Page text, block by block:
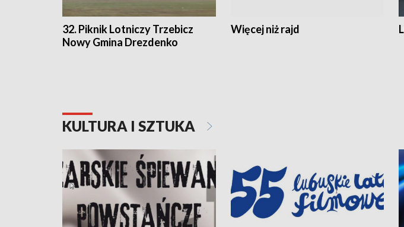
32. Piknik Lotniczy Trzebicz
Nowy Gmina Drezdenko
Więcej niż rajd
KULTURA I SZTUKA